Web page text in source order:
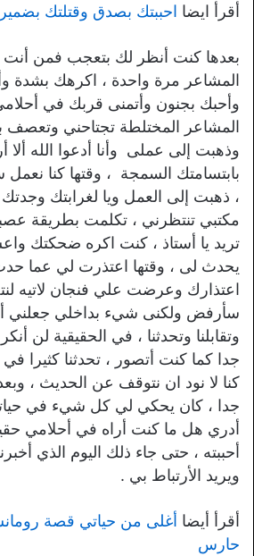
أقرأ ايضا احببتك بصدق وقتلتك بضمير
بعدها كنت أنظر لك بتعجب فمن
المشاعر مرة واحدة ، اكرهك بشدة
وأحبك بجنون وأتمنى قربك في
المشاعر المختلطة تجتاحني وتعصف
وذهبت إلى عملى وأنا أدعوا الله ألا
بابتسامتك السمجة ، وقتها كنا
، ذهبت إلى العمل ويا لغرابتك
مكتبي تنتظرني ، تكلمت بطريقة
تريد يا أستاذ ، كنت اكره ضحكتك
يحدث لى ، وقتها اعتذرت لي عما
اعتذارك وعرضت علي فنجان لاتيه
سأرفض ولكنى شيء بداخلي جعلني
وتقابلنا وتحدثنا ، في الحقيقية لن
جدا كما كنت أتصور ، تحدثنا كثيرا في
كنا لا نود ان نتوقف عن الحديث ،
جدا ، كان يحكي لي كل شيء في حياته
أدري هل ما كنت أراه في أحلامي
أحببته ، حتى جاء ذلك اليوم الذي
ويريد الأرتباط بي .
أقرأ أيضا أغلى من حياتي قصة
حارس